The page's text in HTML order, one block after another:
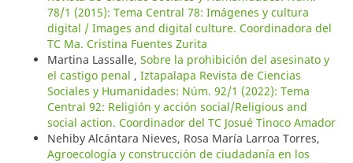
78/1 (2015): Tema Central 78: Imágenes y cultura
digital / Images and digital culture. Coordinadora del
TC Ma. Cristina Fuentes Zurita
Martina Lassalle, Sobre la prohibición del asesinato y
el castigo penal , Iztapalapa Revista de Ciencias
Sociales y Humanidades: Núm. 92/1 (2022): Tema
Central 92: Religión y acción social/Religious and
social action. Coordinador del TC Josué Tinoco Amador
Nehiby Alcántara Nieves, Rosa María Larroa Torres,
Agroecología y construcción de ciudadanía en los